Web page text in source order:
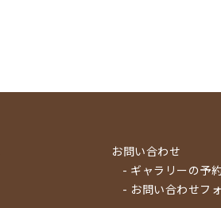
お問い合わせ
- ギャラリーの予
- お問い合わせフ